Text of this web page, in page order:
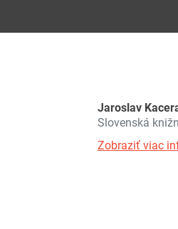
Jaroslav
Slovenská
Zobraziť viac